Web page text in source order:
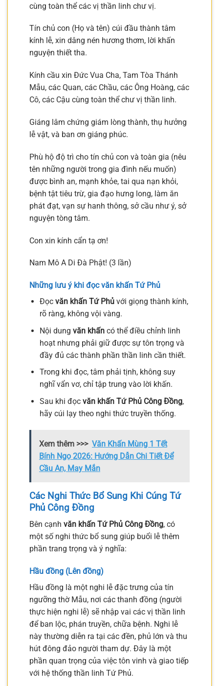
cùng toàn thể các vị thần linh chư vị.
Tín chủ con (Họ và tên) cúi đầu thành tâm
kính lễ, xin dâng nén hương thơm, lời khấn
nguyện thiết tha.
Kính cầu xin Đức Vua Cha, Tam Tòa Thánh
Mẫu, các Quan, các Chầu, các Ông Hoàng, các
Cô, các Cậu cùng toàn thể chư vị thần linh.
Giáng lâm chứng giám lòng thành, thụ hưởng
lễ vật, và ban ơn giáng phúc.
Phù hộ độ trì cho tín chủ con và toàn gia (nêu
tên những người trong gia đình nếu muốn)
được bình an, mạnh khỏe, tai qua nạn khỏi,
bệnh tật tiêu trừ, gia đạo hưng long, làm ăn
phát đạt, vạn sự hanh thông, sở cầu như ý, sở
nguyện tòng tâm.
Con xin kính cẩn tạ ơn!
Nam Mô A Di Đà Phật! (3 lần)
Những lưu ý khi đọc văn khấn Tứ Phủ
Đọc văn khấn Tứ Phủvới giọng thành kính,
rõ ràng, không vội vàng.
Nội dung văn khấncó thể điều chỉnh linh
hoạt nhưng phải giữ được sự tôn trọng và
đầy đủ các thành phần thần linh cần thiết.
Trong khi đọc, tâm phải tịnh, không suy
nghĩ vẩn vơ, chỉ tập trung vào lời khấn.
Sau khi đọc văn khấn Tứ Phủ Công Đồng,
hãy cúi lạy theo nghi thức truyền thống.
Xem thêm >>> Văn Khấn Mùng 1 Tết
Bính Ngọ 2026: Hướng Dẫn Chi Tiết Để
Cầu An, May Mắn
Các Nghi Thức Bổ Sung Khi Cúng Tứ
Phủ Công Đồng
Bên cạnh văn khấn Tứ Phủ Công Đồng, có
một số nghi thức bổ sung giúp buổi lễ thêm
phần trang trọng và ý nghĩa:
Hầu đồng (Lên đồng)
Hầu đồng là một nghi lễ đặc trưng của tín
ngưỡng thờ Mẫu, nơi các thanh đồng (người
thực hiện nghi lễ) sẽ nhập vai các vị thần linh
để ban lộc, phán truyền, chữa bệnh. Nghi lễ
này thường diễn ra tại các đền, phủ lớn và thu
hút đông đảo người tham dự. Đây là một
phần quan trọng của việc tôn vinh và giao tiếp
với hệ thống thần linh Tứ Phủ.